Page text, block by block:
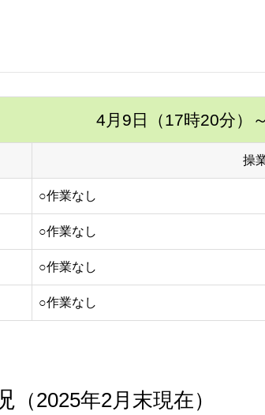
4月9日（17時20分）
操
○作業なし
○作業なし
○作業なし
○作業なし
（2025年2月末現在）